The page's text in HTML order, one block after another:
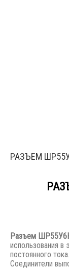
РАЗЪЕМ
Разъем
использования в
постоянного тока.
Соединители